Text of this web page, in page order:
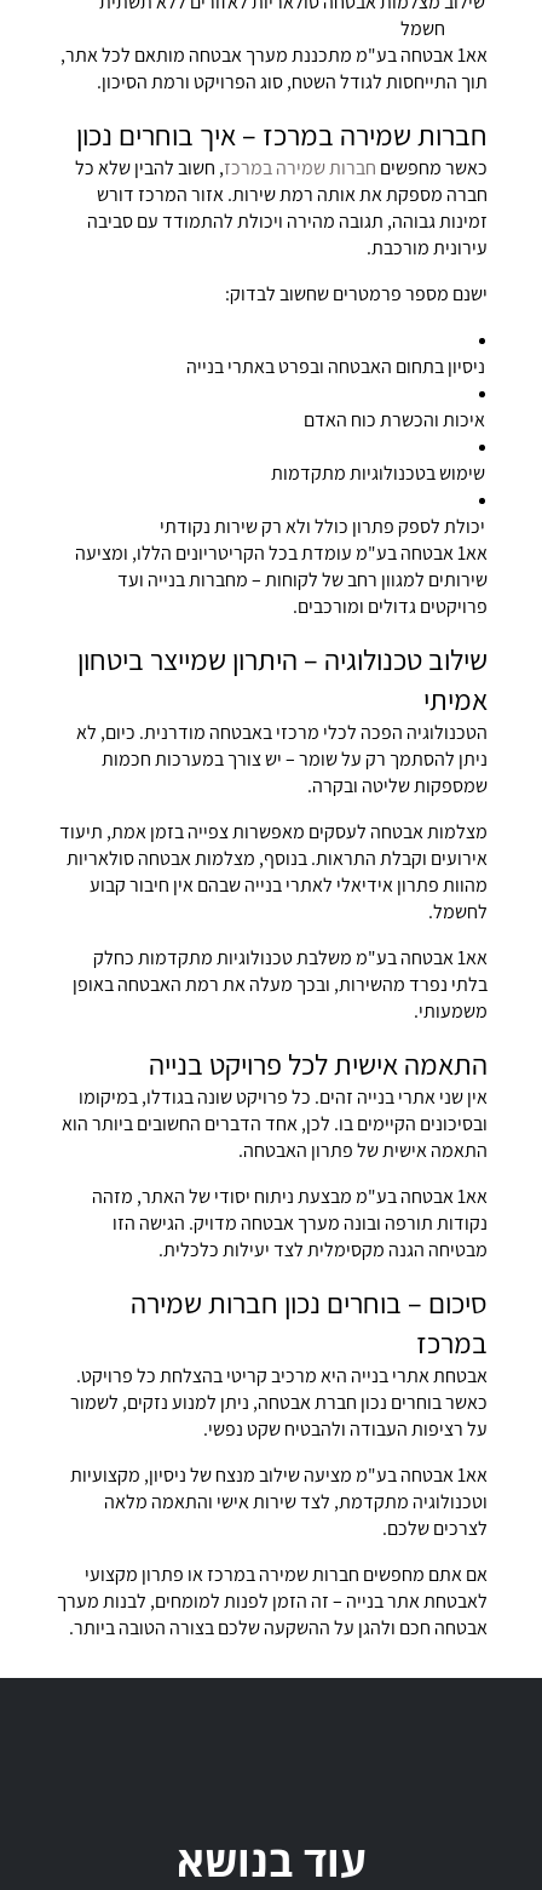
חשמל
אא1 אבטחה בע"מ מתכננת מערך אבטחה מותאם לכל אתר,
תוך התייחסות לגודל השטח, סוג הפרויקט ורמת הסיכון.
חברות שמירה במרכז – איך בוחרים נכון
כאשר מחפשים חברות שמירה במרכז, חשוב להבין שלא כל
חברה מספקת את אותה רמת שירות. אזור המרכז דורש
זמינות גבוהה, תגובה מהירה ויכולת להתמודד עם סביבה
עירונית מורכבת.
ישנם מספר פרמטרים שחשוב לבדוק:
ניסיון בתחום האבטחה ובפרט באתרי בנייה
איכות והכשרת כוח האדם
שימוש בטכנולוגיות מתקדמות
יכולת לספק פתרון כולל ולא רק שירות נקודתי
אא1 אבטחה בע"מ עומדת בכל הקריטריונים הללו, ומציעה
שירותים למגוון רחב של לקוחות – מחברות בנייה ועד
פרויקטים גדולים ומורכבים.
שילוב טכנולוגיה – היתרון שמייצר ביטחון
אמיתי
הטכנולוגיה הפכה לכלי מרכזי באבטחה מודרנית. כיום, לא
ניתן להסתמך רק על שומר – יש צורך במערכות חכמות
שמספקות שליטה ובקרה.
מצלמות אבטחה לעסקים מאפשרות צפייה בזמן אמת, תיעוד
אירועים וקבלת התראות. בנוסף, מצלמות אבטחה סולאריות
מהוות פתרון אידיאלי לאתרי בנייה שבהם אין חיבור קבוע
לחשמל.
אא1 אבטחה בע"מ משלבת טכנולוגיות מתקדמות כחלק
בלתי נפרד מהשירות, ובכך מעלה את רמת האבטחה באופן
משמעותי.
התאמה אישית לכל פרויקט בנייה
אין שני אתרי בנייה זהים. כל פרויקט שונה בגודלו, במיקומו
ובסיכונים הקיימים בו. לכן, אחד הדברים החשובים ביותר הוא
התאמה אישית של פתרון האבטחה.
אא1 אבטחה בע"מ מבצעת ניתוח יסודי של האתר, מזהה
נקודות תורפה ובונה מערך אבטחה מדויק. הגישה הזו
מבטיחה הגנה מקסימלית לצד יעילות כלכלית.
סיכום – בוחרים נכון חברות שמירה
במרכז
אבטחת אתרי בנייה היא מרכיב קריטי בהצלחת כל פרויקט.
כאשר בוחרים נכון חברת אבטחה, ניתן למנוע נזקים, לשמור
על רציפות העבודה ולהבטיח שקט נפשי.
אא1 אבטחה בע"מ מציעה שילוב מנצח של ניסיון, מקצועיות
וטכנולוגיה מתקדמת, לצד שירות אישי והתאמה מלאה
לצרכים שלכם.
אם אתם מחפשים חברות שמירה במרכז או פתרון מקצועי
לאבטחת אתר בנייה – זה הזמן לפנות למומחים, לבנות מערך
אבטחה חכם ולהגן על ההשקעה שלכם בצורה הטובה ביותר.
עוד בנושא